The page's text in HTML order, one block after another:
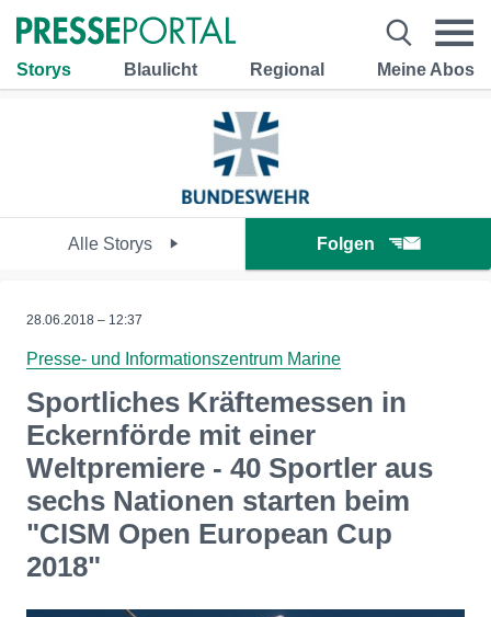
Storys Blaulicht Regional Meine Abos
Alle Storys Folgen
28.06.2018 – 12:37
Presse- und Informationszentrum Marine
Sportliches Kräftemessen in
Eckernförde mit einer
Weltpremiere - 40 Sportler aus
sechs Nationen starten beim
"CISM Open European Cup
2018"